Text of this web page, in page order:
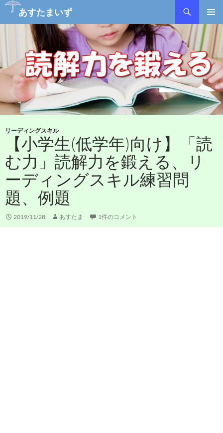
あすたまいず
検
メインメ
ニュー
へ
ッ
プ
リーディングスキル
【小学生(低学年)向け】「読
む力」読解力を鍛える、リ
ーディングスキル練習問
題、例題
2019/11/28 あすたま 1件のコメント